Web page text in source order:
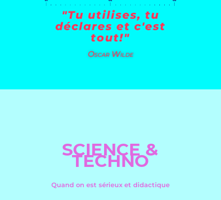
"Tu utilises, tu
déclares et c'est
tout!"
Oscar Wilde
SCIENCE &
TECHNO
Quand on est sérieux et didactique